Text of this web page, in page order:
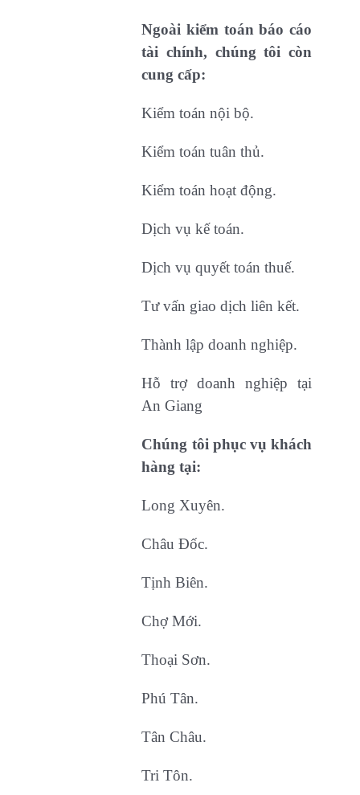
Ngoài kiểm toán báo cáo
tài chính, chúng tôi còn
cung cấp:
Kiểm toán nội bộ.
Kiểm toán tuân thủ.
Kiểm toán hoạt động.
Dịch vụ kế toán.
Dịch vụ quyết toán thuế.
Tư vấn giao dịch liên kết.
Thành lập doanh nghiệp.
Hỗ trợ doanh nghiệp tại
An Giang
Chúng tôi phục vụ khách
hàng tại:
Long Xuyên.
Châu Đốc.
Tịnh Biên.
Chợ Mới.
Thoại Sơn.
Phú Tân.
Tân Châu.
Tri Tôn.